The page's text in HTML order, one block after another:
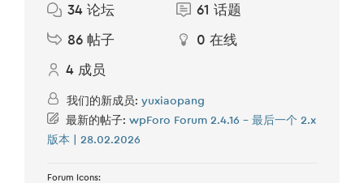
34 论坛 61 话题
86 帖子 0 在线
4 成员
我们的新成员: yuxiaopang
最新的帖子: wpForo Forum 2.4.16 – 最后一个 2.x
版本 | 28.02.2026
Forum Icons: